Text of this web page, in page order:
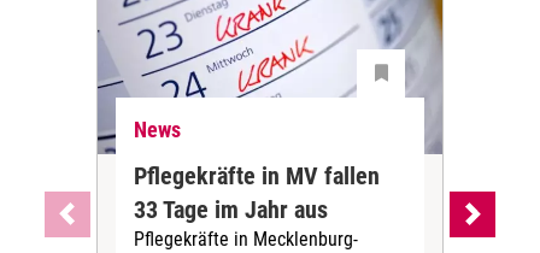
News
Pflegekräfte in MV fallen
33 Tage im Jahr aus
Pflegekräfte in Mecklenburg-